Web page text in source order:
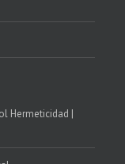
Hermeticidad |